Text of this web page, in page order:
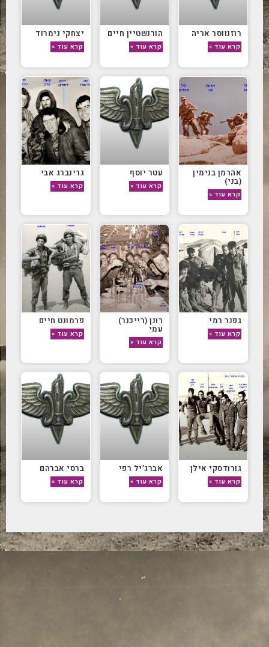
רוזנווסר אריה
קרא עוד »
הורנשטיין חיים
קרא עוד »
יצחקי נימרוד
קרא עוד »
אהרמן בנימין
(בני)
קרא עוד »
עטר יוסף
קרא עוד »
גרינברג אבי
קרא עוד »
גפנר רמי
קרא עוד »
רונן (רייכנר)
עמי
קרא עוד »
פרמונט חיים
קרא עוד »
גורודסקי אילן
קרא עוד »
אברג’יל רפי
קרא עוד »
ברסי אברהם
קרא עוד »